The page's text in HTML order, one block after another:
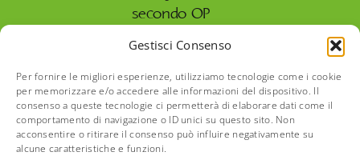
Gestisci Consenso
Per fornire le migliori esperienze, utilizziamo tecnologie come i cookie
per memorizzare e/o accedere alle informazioni del dispositivo. Il
consenso a queste tecnologie ci permetterà di elaborare dati come il
comportamento di navigazione o ID unici su questo sito. Non
acconsentire o ritirare il consenso può influire negativamente su
alcune caratteristiche e funzioni.
secondo OP
27 Maggio 2026